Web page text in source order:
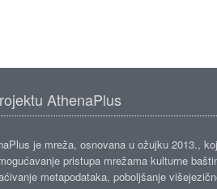
AthenaPlus
je mreža, osnovana u ožujku 2013.,
pristupa mrežama kulturne
metapodataka, poboljšanje